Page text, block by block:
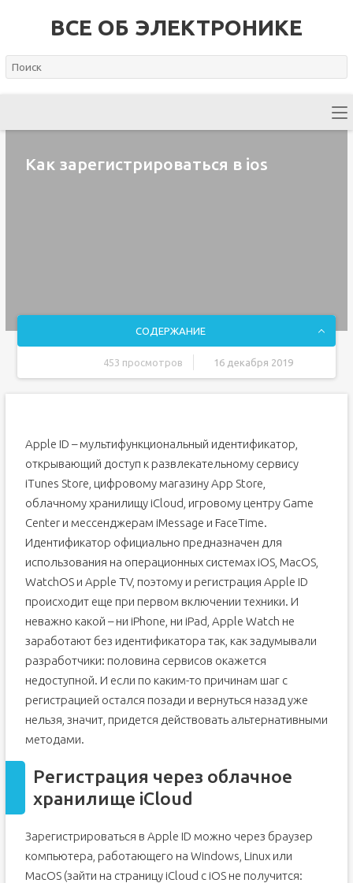
ВСЕ ОБ ЭЛЕКТРОНИКЕ
Как зарегистрироваться в ios
СОДЕРЖАНИЕ
453 просмотров 16 декабря 2019
Для чего существует Apple >Apple ID — ваш уникальный
логин и пароль, который позволяет пользоваться
многими возможностями и сервисами. Также
владельцы аккаунта имеют возможность прикрепить к
нему кредитную карту или воспользоваться другим
способом оплаты, после чего у них появится
возможность совершать покупки приложений, музыки и
игровой валюты всего в пару шагов. Если вы
авторизовались в учетной записи с IPhone, то можете
скачать специальную программу и настроить функцию
устройства, быстро найти его. Еще один повод завести
аккаунт — это возможность создать или вступить в группу
«Семейный доступ», чтобы получить некоторые скидки и
всегда иметь информацию о том, какие действия
совершались на устройстве членов вашей семьи.
Store (без карты)
При помощи iPhone, iPod Touch или iPad
Через Mac OS или Windows
Регистрация без ввода номера банковской карты
Регистрация без ввода номера банковской карты
при помощи Mac OS или Windows
Видеоурок: создание учетной записи Apple ID
Если у вас уже есть идентификатор Apple ID
Если у вас нет идентификатора Apple ID
Apple ID – мультифункциональный идентификатор,
открывающий доступ к развлекательному сервису
iTunes Store, цифровому магазину App Store,
облачному хранилищу iCloud, игровому центру Game
Center и мессенджерам iMessage и FaceTime.
Идентификатор официально предназначен для
использования на операционных системах iOS, MacOS,
WatchOS и Apple TV, поэтому и регистрация Apple ID
происходит еще при первом включении техники. И
неважно какой – ни iPhone, ни iPad, Apple Watch не
заработают без идентификатора так, как задумывали
разработчики: половина сервисов окажется
недоступной. И если по каким-то причинам шаг с
регистрацией остался позади и вернуться назад уже
нельзя, значит, придется действовать альтернативными
методами.
Регистрация через облачное
хранилище iCloud
Зарегистрироваться в Apple ID можно через браузер
компьютера, работающего на Windows, Linux или
MacOS (зайти на страницу iCloud с iOS не получится: